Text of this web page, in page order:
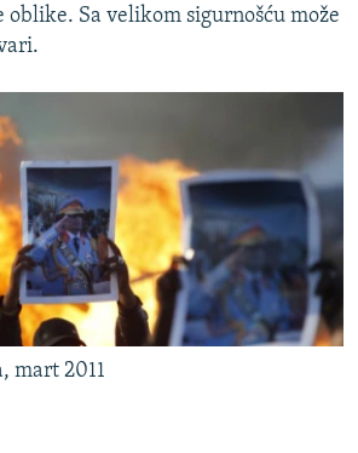
Sa velikom sigurnošću može
mart 2011